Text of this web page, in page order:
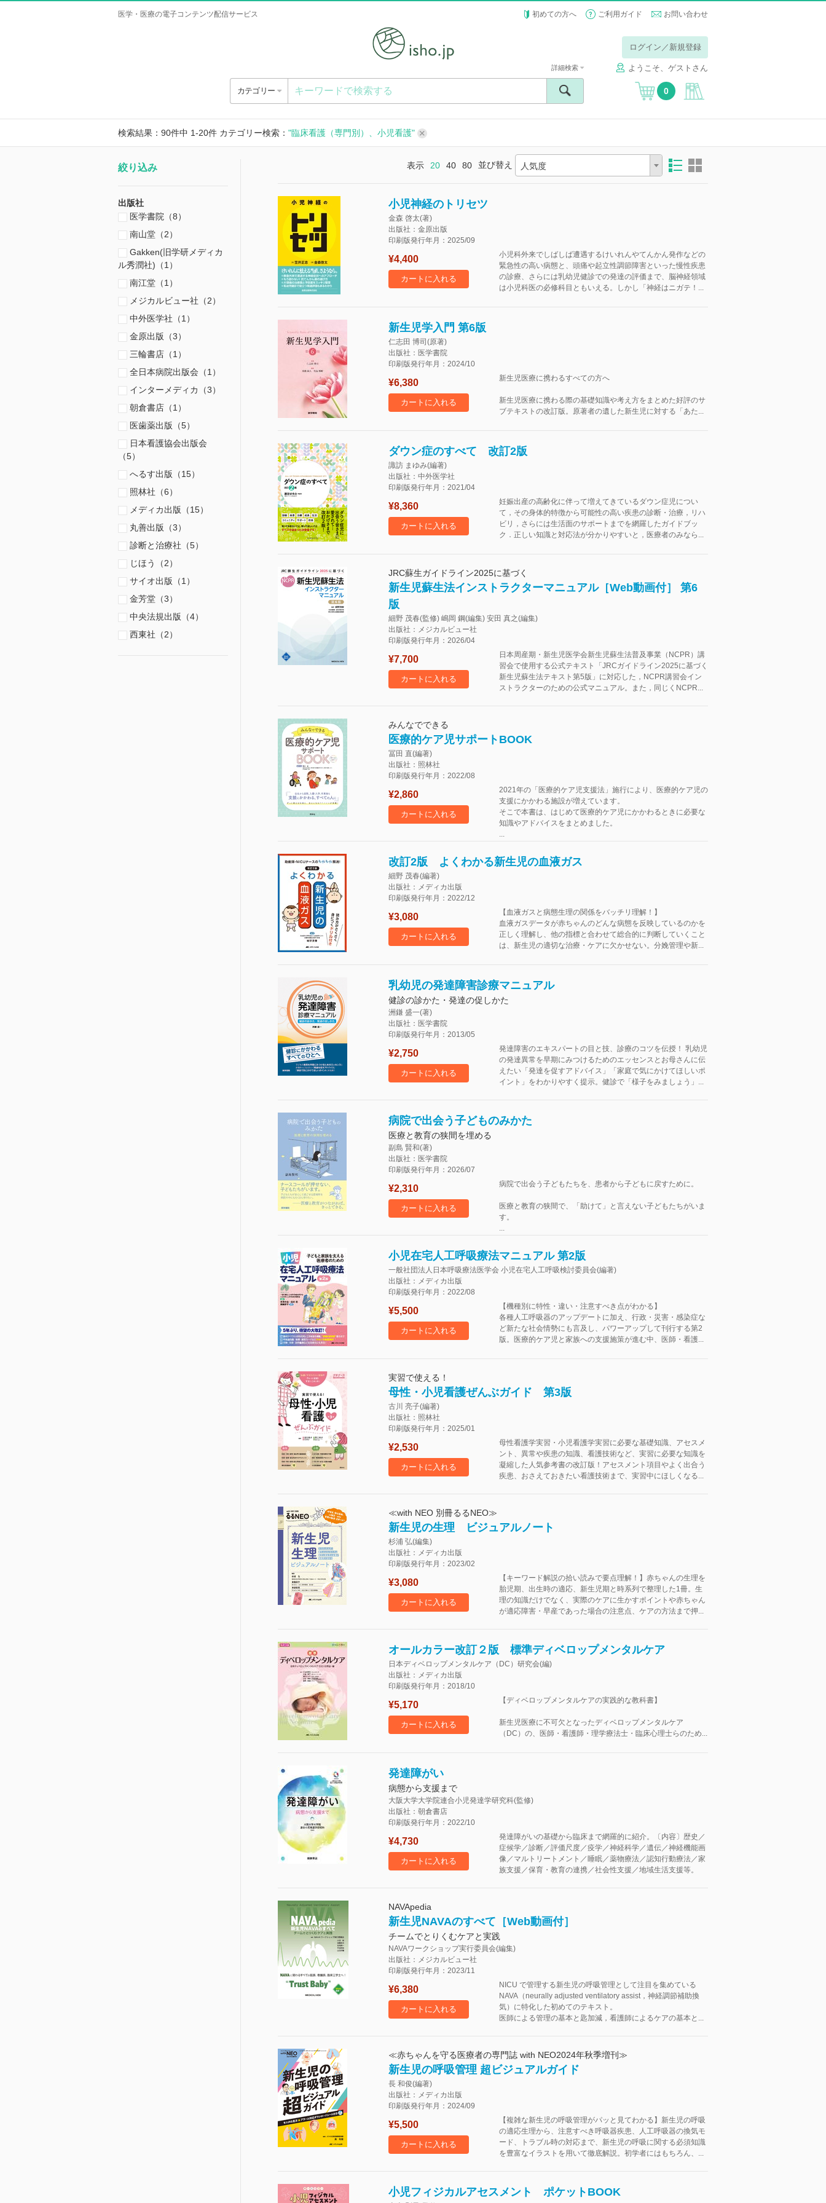
医学・医療の電子コンテンツ配信サービス 初めての方へ ご利用ガイド お問い合わせ
ログイン／新規登録
ようこそ、ゲストさん
カテゴリー
詳細検索
0
検索結果：90件中 1-20件 カテゴリー検索： "臨床看護（専門別）、小児看護"
絞り込み
出版社
医学書院（8）
南山堂（2）
Gakken(旧学研メディカ
ル秀潤社)（1）
南江堂（1）
メジカルビュー社（2）
中外医学社（1）
金原出版（3）
三輪書店（1）
全日本病院出版会（1）
インターメディカ（3）
朝倉書店（1）
医歯薬出版（5）
日本看護協会出版会
（5）
へるす出版（15）
照林社（6）
メディカ出版（15）
丸善出版（3）
診断と治療社（5）
じほう（2）
サイオ出版（1）
金芳堂（3）
中央法規出版（4）
西東社（2）
表示 20 40 80 並び替え 人気度
小児神経のトリセツ
金森 啓太(著)
出版社：金原出版
印刷版発行年月：2025/09
¥4,400
カートに入れる
小児科外来でしばしば遭遇するけいれんやてんかん発作などの
緊急性の高い病態と、頭痛や起立性調節障害といった慢性疾患
の診療、さらには乳幼児健診での発達の評価まで、脳神経領域
は小児科医の必修科目ともいえる。しかし「神経はニガテ！...
新生児学入門 第6版
仁志田 博司(原著)
出版社：医学書院
印刷版発行年月：2024/10
¥6,380
カートに入れる
新生児医療に携わるすべての方へ
新生児医療に携わる際の基礎知識や考え方をまとめた好評のサ
ブテキストの改訂版。原著者の遺した新生児に対する「あた...
ダウン症のすべて 改訂2版
諏訪 まゆみ(編著)
出版社：中外医学社
印刷版発行年月：2021/04
¥8,360
カートに入れる
妊娠出産の高齢化に伴って増えてきているダウン症児につい
て，その身体的特徴から可能性の高い疾患の診断・治療，リハ
ビリ，さらには生活面のサポートまでを網羅したガイドブッ
ク．正しい知識と対応法が分かりやすいと，医療者のみなら...
JRC蘇生ガイドライン2025に基づく
新生児蘇生法インストラクターマニュアル［Web動画付］ 第6
版
細野 茂春(監修) 嶋岡 鋼(編集) 安田 真之(編集)
出版社：メジカルビュー社
印刷版発行年月：2026/04
¥7,700
カートに入れる
日本周産期・新生児医学会新生児蘇生法普及事業（NCPR）講
習会で使用する公式テキスト「JRCガイドライン2025に基づく
新生児蘇生法テキスト第5版」に対応した，NCPR講習会イン
ストラクターのための公式マニュアル。また，同じくNCPR...
みんなでできる
医療的ケア児サポートBOOK
冨田 直(編著)
出版社：照林社
印刷版発行年月：2022/08
¥2,860
カートに入れる
2021年の「医療的ケア児支援法」施行により、医療的ケア児の
支援にかかわる施設が増えています。
そこで本書は、はじめて医療的ケア児にかかわるときに必要な
知識やアドバイスをまとめました。
...
改訂2版 よくわかる新生児の血液ガス
細野 茂春(編著)
出版社：メディカ出版
印刷版発行年月：2022/12
¥3,080
カートに入れる
【血液ガスと病態生理の関係をバッチリ理解！】
血液ガスデータが赤ちゃんのどんな病態を反映しているのかを
正しく理解し、他の指標と合わせて総合的に判断していくこと
は、新生児の適切な治療・ケアに欠かせない。分娩管理や新...
乳幼児の発達障害診療マニュアル
健診の診かた・発達の促しかた
洲鎌 盛一(著)
出版社：医学書院
印刷版発行年月：2013/05
¥2,750
カートに入れる
発達障害のエキスパートの目と技、診療のコツを伝授！ 乳幼児
の発達異常を早期にみつけるためのエッセンスとお母さんに伝
えたい「発達を促すアドバイス」「家庭で気にかけてほしいポ
イント」をわかりやすく提示。健診で「様子をみましょう」...
病院で出会う子どものみかた
医療と教育の狭間を埋める
副島 賢和(著)
出版社：医学書院
印刷版発行年月：2026/07
¥2,310
カートに入れる
病院で出会う子どもたちを、患者から子どもに戻すために。
医療と教育の狭間で、「助けて」と言えない子どもたちがいま
す。
...
小児在宅人工呼吸療法マニュアル 第2版
一般社団法人日本呼吸療法医学会 小児在宅人工呼吸検討委員会(編著)
出版社：メディカ出版
印刷版発行年月：2022/08
¥5,500
カートに入れる
【機種別に特性・違い・注意すべき点がわかる】
各種人工呼吸器のアップデートに加え、行政・災害・感染症な
ど新たな社会情勢にも言及し、パワーアップして刊行する第2
版。医療的ケア児と家族への支援施策が進む中、医師・看護...
実習で使える！
母性・小児看護ぜんぶガイド 第3版
古川 亮子(編著)
出版社：照林社
印刷版発行年月：2025/01
¥2,530
カートに入れる
母性看護学実習・小児看護学実習に必要な基礎知識、アセスメ
ント、異常や疾患の知識、看護技術など、実習に必要な知識を
凝縮した人気参考書の改訂版！アセスメント項目やよく出合う
疾患、おさえておきたい看護技術まで、実習中にほしくなる...
≪with NEO 別冊るるNEO≫
新生児の生理 ビジュアルノート
杉浦 弘(編集)
出版社：メディカ出版
印刷版発行年月：2023/02
¥3,080
カートに入れる
【キーワード解説の拾い読みで要点理解！】赤ちゃんの生理を
胎児期、出生時の適応、新生児期と時系列で整理した1冊。生
理の知識だけでなく、実際のケアに生かすポイントや赤ちゃん
が適応障害・早産であった場合の注意点、ケアの方法まで押...
オールカラー改訂２版 標準ディベロップメンタルケア
日本ディベロップメンタルケア（DC）研究会(編)
出版社：メディカ出版
印刷版発行年月：2018/10
¥5,170
カートに入れる
【ディベロップメンタルケアの実践的な教科書】
新生児医療に不可欠となったディベロップメンタルケア
（DC）の、医師・看護師・理学療法士・臨床心理士らのため...
発達障がい
病態から支援まで
大阪大学大学院連合小児発達学研究科(監修)
出版社：朝倉書店
印刷版発行年月：2022/10
¥4,730
カートに入れる
発達障がいの基礎から臨床まで網羅的に紹介。〔内容〕歴史／
症候学／診断／評価尺度／疫学／神経科学／遺伝／神経機能画
像／マルトリートメント／睡眠／薬物療法／認知行動療法／家
族支援／保育・教育の連携／社会性支援／地域生活支援等。
NAVApedia
新生児NAVAのすべて［Web動画付］
チームでとりくむケアと実践
NAVAワークショップ実行委員会(編集)
出版社：メジカルビュー社
印刷版発行年月：2023/11
¥6,380
カートに入れる
NICU で管理する新生児の呼吸管理として注目を集めている
NAVA（neurally adjusted ventilatory assist，神経調節補助換
気）に特化した初めてのテキスト。
医師による管理の基本と匙加減，看護師によるケアの基本と...
≪赤ちゃんを守る医療者の専門誌 with NEO2024年秋季増刊≫
新生児の呼吸管理 超ビジュアルガイド
長 和俊(編著)
出版社：メディカ出版
印刷版発行年月：2024/09
¥5,500
カートに入れる
【複雑な新生児の呼吸管理がパッと見てわかる】新生児の呼吸
の適応生理から、注意すべき呼吸器疾患、人工呼吸器の換気モ
ード、トラブル時の対応まで、新生児の呼吸に関する必須知識
を豊富なイラストを用いて徹底解説。初学者にはもちろん、...
小児フィジカルアセスメント ポケットBOOK